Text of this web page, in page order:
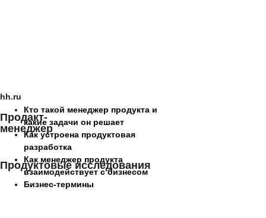
hh.ru
Продакт-
менеджер
Кто такой менеджер продукта и
какие задачи он решает
Как устроена продуктовая
разработка
Как менеджер продукта
взаимодействует с бизнесом
Бизнес-термины
Продуктовые исследования